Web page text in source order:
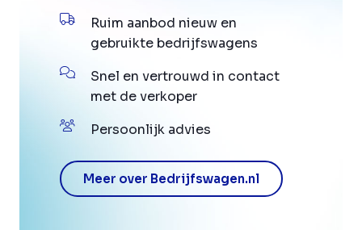
Ruim aanbod nieuw en
gebruikte bedrijfswagens
Snel en vertrouwd in contact
met de verkoper
Persoonlijk advies
Meer over Bedrijfswagen.nl